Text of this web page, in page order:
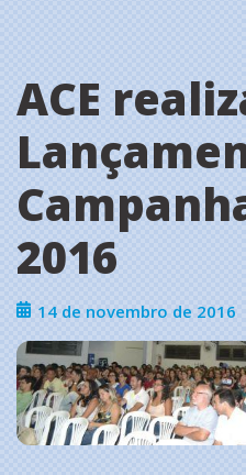
ACE
2016
14 de novembro de 2016